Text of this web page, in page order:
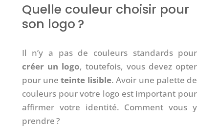
Quelle couleur choisir pour
son logo ?
Il n’y a pas de couleurs standards pour
créer un logo, toutefois, vous devez opter
pour uneteinte lisible. Avoir une palette de
couleurs pour votre logo est important pour
affirmer votre identité. Comment vous y
prendre ?